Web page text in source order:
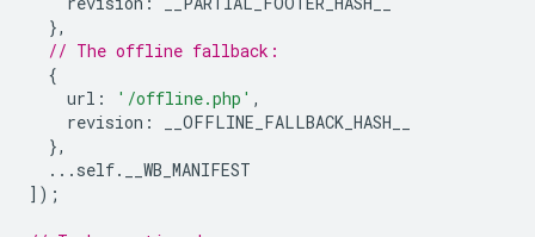
},
// The offline fallback:
{
url : '/offline.php' ,
revision :
__OFFLINE_FALLBACK_HASH__
},
... self.
__WB_MANIFEST
]);